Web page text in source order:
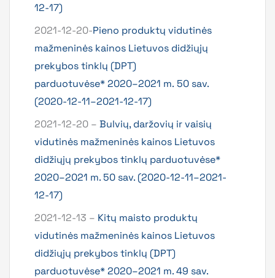
12-17)
2021-12-20-Pieno produktų vidutinės
mažmeninės kainos Lietuvos didžiųjų
prekybos tinklų (DPT)
parduotuvėse* 2020–2021 m. 50 sav.
(2020-12-11–2021-12-17)
2021-12-20 – Bulvių, daržovių ir vaisių
vidutinės mažmeninės kainos Lietuvos
didžiųjų prekybos tinklų parduotuvėse*
2020–2021 m. 50 sav. (2020-12-11–2021-
12-17)
2021-12-13 – Kitų maisto produktų
vidutinės mažmeninės kainos Lietuvos
didžiųjų prekybos tinklų (DPT)
parduotuvėse* 2020–2021 m. 49 sav.